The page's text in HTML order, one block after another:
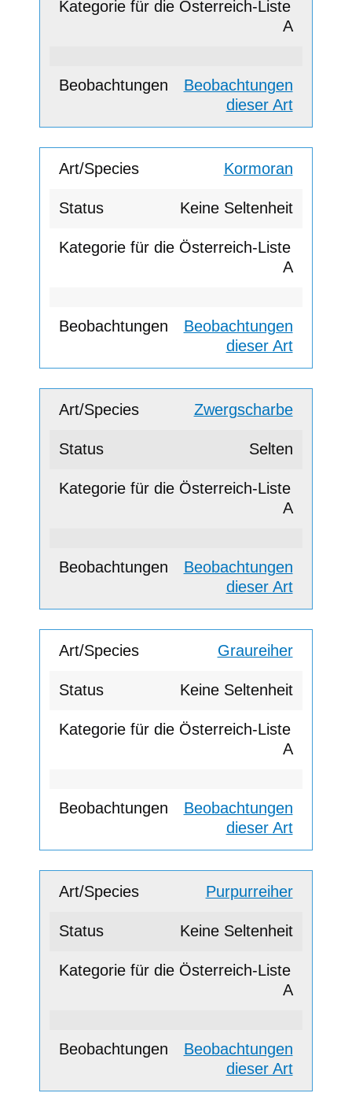
A
Beobachtungen
dieser Art
Kormoran
Keine Seltenheit
A
Beobachtungen
dieser Art
Zwergscharbe
Selten
A
Beobachtungen
dieser Art
Graureiher
Keine Seltenheit
A
Beobachtungen
dieser Art
Purpurreiher
Keine Seltenheit
A
Beobachtungen
dieser Art